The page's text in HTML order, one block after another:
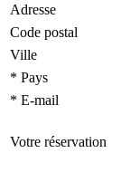
Adresse
Code postal
Ville
* Pays
* E-mail
Votre réservation